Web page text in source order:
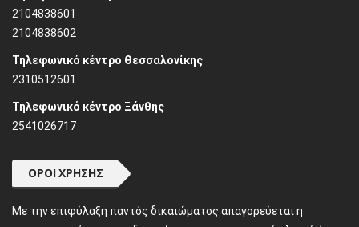
2104838601
2104838602
Τηλεφωνικό κέντρο Θεσσαλονίκης
2310512601
Τηλεφωνικό κέντρο Ξάνθης
2541026717
ΌΡΟΙ ΧΡΉΣΗΣ
Mε την επιφύλαξη παντός δικαιώματος απαγορεύεται η